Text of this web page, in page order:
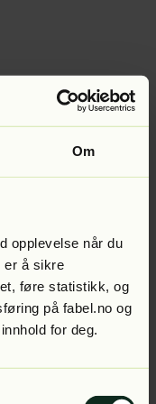
Om
opplevelse når du
er å sikre
føre statistikk, og
på fabel.no og
for deg.